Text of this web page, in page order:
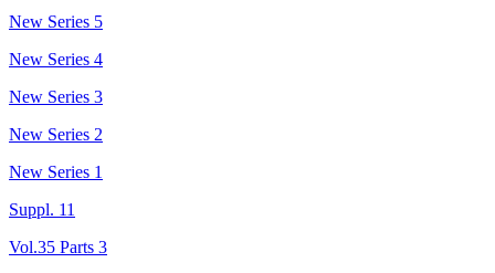
New Series 5
New Series 4
New Series 3
New Series 2
New Series 1
Suppl. 11
Vol.35 Parts 3